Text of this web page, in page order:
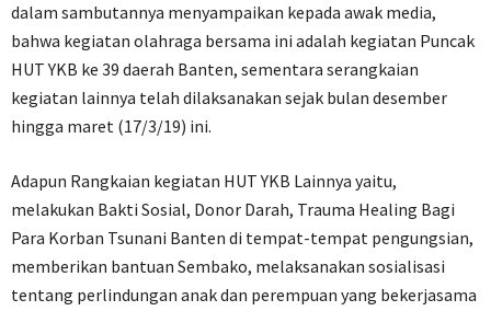
dalam sambutannya menyampaikan kepada awak media,
bahwa kegiatan olahraga bersama ini adalah kegiatan Puncak
HUT YKB ke 39 daerah Banten, sementara serangkaian
kegiatan lainnya telah dilaksanakan sejak bulan desember
hingga maret (17/3/19) ini.
Adapun Rangkaian kegiatan HUT YKB Lainnya yaitu,
melakukan Bakti Sosial, Donor Darah, Trauma Healing Bagi
Para Korban Tsunani Banten di tempat-tempat pengungsian,
memberikan bantuan Sembako, melaksanakan sosialisasi
tentang perlindungan anak dan perempuan yang bekerjasama